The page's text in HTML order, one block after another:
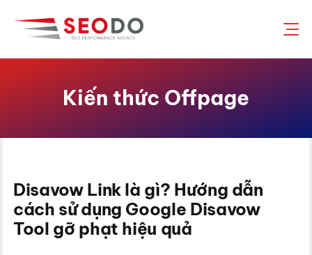
đến
Kiến thức Offpage
Disavow Link là gì? Hướng dẫn
cách sử dụng Google Disavow
Tool gỡ phạt hiệu quả